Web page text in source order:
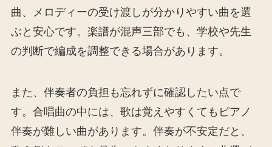
曲、メロディーの受け渡しが分かりやすい曲を選
ぶと安心です。楽譜が混声三部でも、学校や先生
の判断で編成を調整できる場合があります。
また、伴奏者の負担も忘れずに確認したい点で
す。合唱曲の中には、歌は覚えやすくてもピアノ
伴奏が難しい曲があります。伴奏が不安定だと、